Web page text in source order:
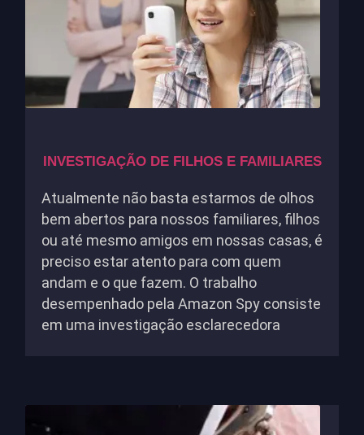
INVESTIGAÇÃO DE FILHOS E FAMILIARES
Atualmente não basta estarmos de olhos
bem abertos para nossos familiares, filhos
ou até mesmo amigos em nossas casas, é
preciso estar atento para com quem
andam e o que fazem. O trabalho
desempenhado pela Amazon Spy consiste
em uma investigação esclarecedora